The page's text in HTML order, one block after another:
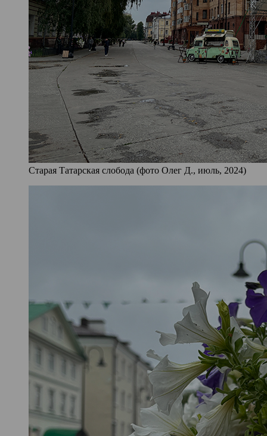
Старая Татарская слобода (фото Олег Д., июль, 2024)